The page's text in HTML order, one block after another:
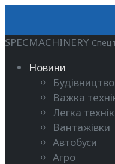
SPECMACHINERY
Новини
Будівництво
Важка
Легка
Вантажівки
Автобуси
Агро